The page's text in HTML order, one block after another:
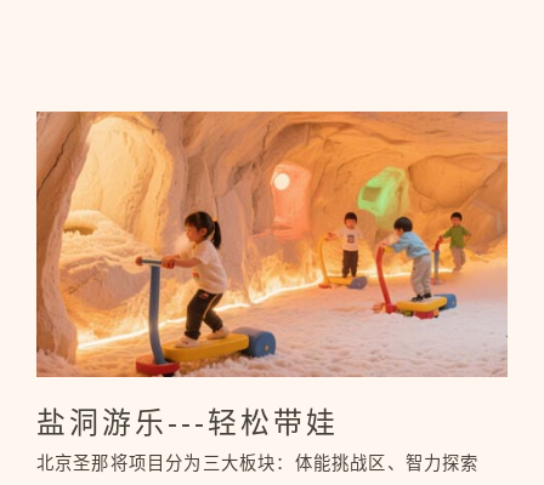
盐洞游乐---轻松带娃
北京圣那将项目分为三大板块：体能挑战区、智力探索